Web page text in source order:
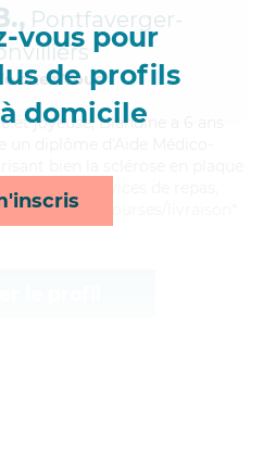
vous pour
de profils
domicile
Pontfaverger-
chez Vous
et joyeuse, Blandine a 6 ans
ses services de repas,
et courses/livraison*